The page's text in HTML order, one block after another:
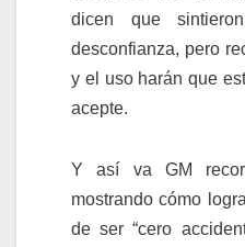
dicen que
desconfianza, pero
y el uso harán que
acepte.
Y así va GM
mostrando cómo
de ser “cero